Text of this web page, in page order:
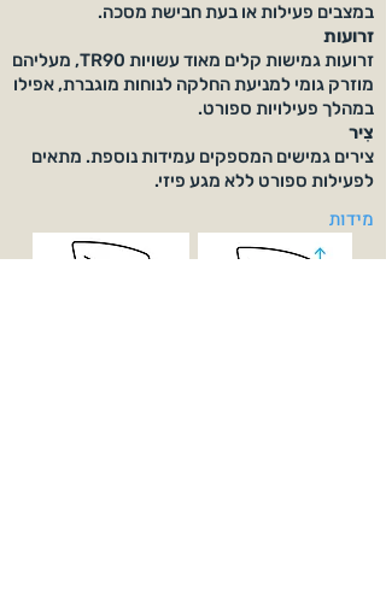
במצבים פעילות או בעת חבישת מסכה.
זרועות
זרועות גמישות קלים מאוד עשויות TR90, מעליהם
מוזרק גומי למניעת החלקה לנוחות מוגברת, אפילו
במהלך פעילויות ספורט.
צִיר
צירים גמישים המספקים עמידות נוספת. מתאים
לפעילות ספורט ללא מגע פיזי.
מידות